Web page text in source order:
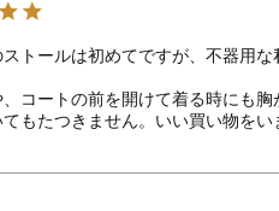
トールは初めてですが、不器用な
、コートの前を開けて着る時にも胸
もたつきません。いい買い物をい